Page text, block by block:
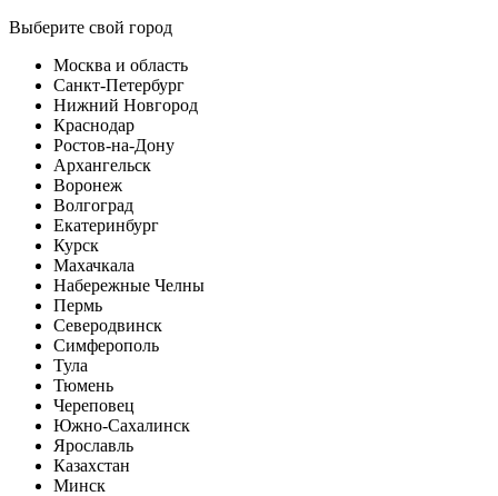
Выберите свой город
Москва и область
Санкт-Петербург
Нижний Новгород
Краснодар
Ростов-на-Дону
Архангельск
Воронеж
Волгоград
Екатеринбург
Курск
Махачкала
Набережные Челны
Пермь
Северодвинск
Симферополь
Тула
Тюмень
Череповец
Южно-Сахалинск
Ярославль
Казахстан
Минск